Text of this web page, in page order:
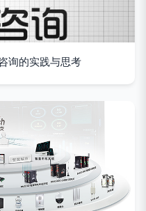
询的实践与思考